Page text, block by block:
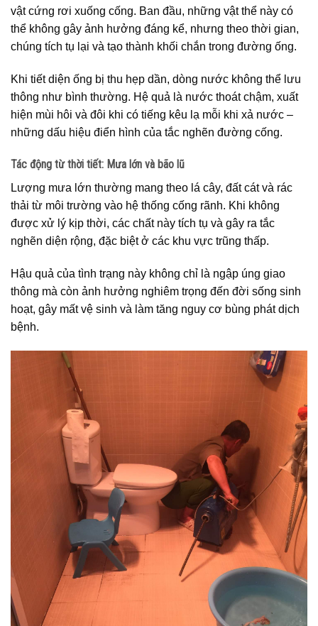
vật cứng rơi xuống cống. Ban đầu, những vật thể này có
thể không gây ảnh hưởng đáng kể, nhưng theo thời gian,
chúng tích tụ lại và tạo thành khối chắn trong đường ống.
Khi tiết diện ống bị thu hẹp dần, dòng nước không thể lưu
thông như bình thường. Hệ quả là nước thoát chậm, xuất
hiện mùi hôi và đôi khi có tiếng kêu lạ mỗi khi xả nước –
những dấu hiệu điển hình của tắc nghẽn đường cống.
Tác động từ thời tiết: Mưa lớn và bão lũ
Lượng mưa lớn thường mang theo lá cây, đất cát và rác
thải từ môi trường vào hệ thống cống rãnh. Khi không
được xử lý kịp thời, các chất này tích tụ và gây ra tắc
nghẽn diện rộng, đặc biệt ở các khu vực trũng thấp.
Hậu quả của tình trạng này không chỉ là ngập úng giao
thông mà còn ảnh hưởng nghiêm trọng đến đời sống sinh
hoạt, gây mất vệ sinh và làm tăng nguy cơ bùng phát dịch
bệnh.